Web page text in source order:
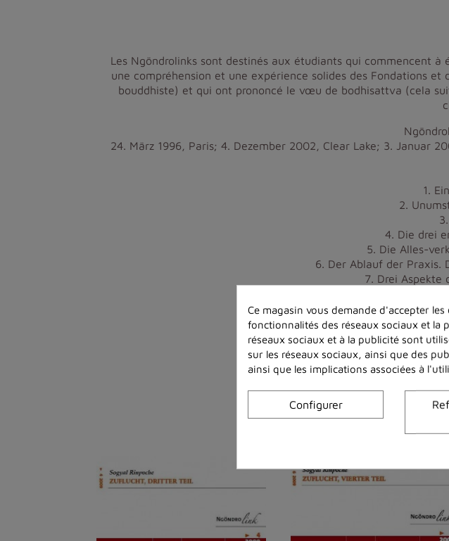
Les Ngöndrolinks sont destinés aux étudiants qui commencent
une compréhension et une expérience solides des Fondations
bouddhiste) et qui ont prononcé le vœu de bodhisattva (cela
24. März 1996, Paris; 4. Dezember 2002, Clear Lake; 3. Januar
1.
2.
4. Die drei
5. Die Alles-
6. Der Ablauf der Praxis.
7. Drei Aspekte
Dans la
Ce magasin vous demande d'accepter
fonctionnalités des réseaux sociaux et la
réseaux sociaux et à la publicité sont
sur les réseaux sociaux, ainsi que des
ainsi que les implications associées à
Configurer